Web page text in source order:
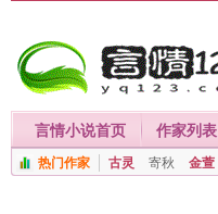
言情小说首页 作家列表
热门作家 古灵 寄秋 金萱